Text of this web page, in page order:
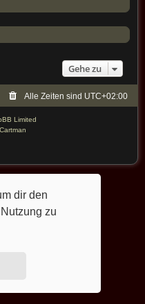
dir den
zu
Gehe zu
Alle Zeiten sind UTC+02:00
Limited